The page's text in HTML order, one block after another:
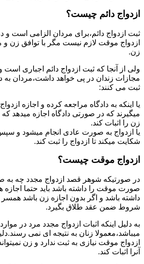
ازدواج دائم چیست؟
ثبت ازدواج دائم،برای مردان الزامی است و
ازدواج موقت لازم نیست مگر با توافق زن و
زن.
ولی از آنجا که ثبت ازدواج دائم اجباری
مجازات زندان در پی خواهد داشت،مردان به
ثبت می کنند:
یا اینکه به دادگاه مراجعه کرده و اجازه
میگیرند که در صورتی دادگاه اجازه میدهد که
زن را اثبات کند.
یا ازدواج به صورت عادی انجام میشود و
شکایت میکند تا ازدواج را ثبت کند.
ازدواج موقت چیست؟
در صورتیکه شوهر قصد ازدواج مجدد چه به
صورت موقت را داشته باشد باید حتما اجازه
داشته باشد و اگر بدون اجازه زن باشد همسر
شروط ضمن عقد طلاق بگیرد.
به دلیل اینکه اثبات ازدواج مجدد مرد در
میباشد،معمولا زنان به نتیجه ای نمی
ازدواج موقت نیازی به ثبت ندارد و زن
آنرا اثبات کند.